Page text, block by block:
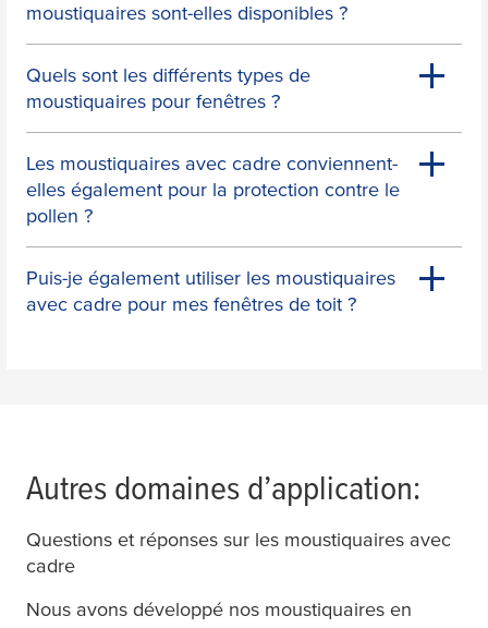
moustiquaires sont-elles disponibles ?
Quels sont les différents types de
moustiquaires pour fenêtres ?
Les moustiquaires avec cadre conviennent-
elles également pour la protection contre le
pollen ?
Puis-je également utiliser les moustiquaires
avec cadre pour mes fenêtres de toit ?
Autres domaines d’application:
Questions et réponses sur les moustiquaires avec
cadre
Nous avons développé nos moustiquaires en